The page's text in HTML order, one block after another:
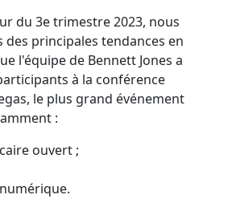
du 3e trimestre 2023, nous
des principales tendances en
l'équipe de Bennett Jones a
à la conférence
le plus grand événement
:
ouvert ;